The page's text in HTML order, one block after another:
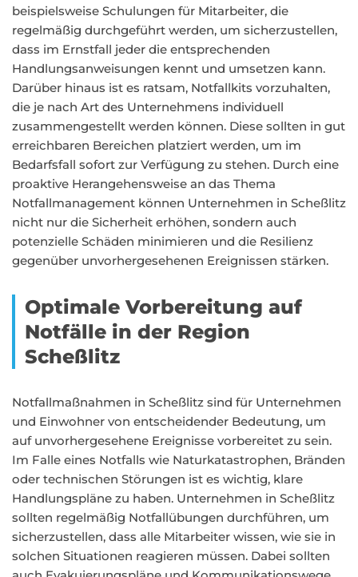
beispielsweise Schulungen für Mitarbeiter, die
regelmäßig durchgeführt werden, um sicherzustellen,
dass im Ernstfall jeder die entsprechenden
Handlungsanweisungen kennt und umsetzen kann.
Darüber hinaus ist es ratsam, Notfallkits vorzuhalten,
die je nach Art des Unternehmens individuell
zusammengestellt werden können. Diese sollten in gut
erreichbaren Bereichen platziert werden, um im
Bedarfsfall sofort zur Verfügung zu stehen. Durch eine
proaktive Herangehensweise an das Thema
Notfallmanagement können Unternehmen in Scheßlitz
nicht nur die Sicherheit erhöhen, sondern auch
potenzielle Schäden minimieren und die Resilienz
gegenüber unvorhergesehenen Ereignissen stärken.
Optimale Vorbereitung auf
Notfälle in der Region
Scheßlitz
Notfallmaßnahmen in Scheßlitz sind für Unternehmen
und Einwohner von entscheidender Bedeutung, um
auf unvorhergesehene Ereignisse vorbereitet zu sein.
Im Falle eines Notfalls wie Naturkatastrophen, Bränden
oder technischen Störungen ist es wichtig, klare
Handlungspläne zu haben. Unternehmen in Scheßlitz
sollten regelmäßig Notfallübungen durchführen, um
sicherzustellen, dass alle Mitarbeiter wissen, wie sie in
solchen Situationen reagieren müssen. Dabei sollten